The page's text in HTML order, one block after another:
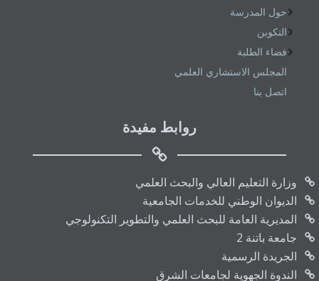
حول المدرسة
التكوين
فضاء الطلبة
المجلس الاستشاري العلمي
اتصل بنا
روابط مفيدة
وزارة التعليم العالي والبحث العلمي
الديوان الوطني للخدمات الجامعية
المديرية العامة للبحث العلمي والتطوير التكنولوجي
جامعة باتنة 2
الجريدة الرسمية
الندوة الجهوية لجامعات الشرق